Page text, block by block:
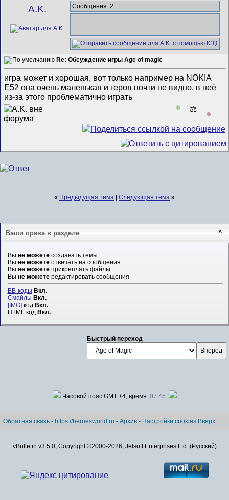
A.K.
Сообщения: 2
Re: Обсуждение игры Age of magic
игра может и хорошая, вот только например на NOKIA
E52 она очень маленькая и героя почти не видно, в неё
из-за этого проблематично играть
0 ⚖️
0
« Предыдущая тема Следующая тема »
Ваши права в разделе ^
Вы не можетесоздавать темы
Вы не можетеотвечать на сообщения
Вы не можетеприкреплять файлы
Вы не можетередактировать сообщения
BB-коды Вкл.
Смайлы Вкл.
[IMG] код Вкл.
HTML код Вкл.
Быстрый переход
Часовой пояс GMT +4, время: 07:45
Обратная связь - https://heroesworld.ru - Архив - Настройки cookies Вверх
vBulletin v3.5.0, Copyright ©2000-2026, Jelsoft Enterprises Ltd. (Русский)